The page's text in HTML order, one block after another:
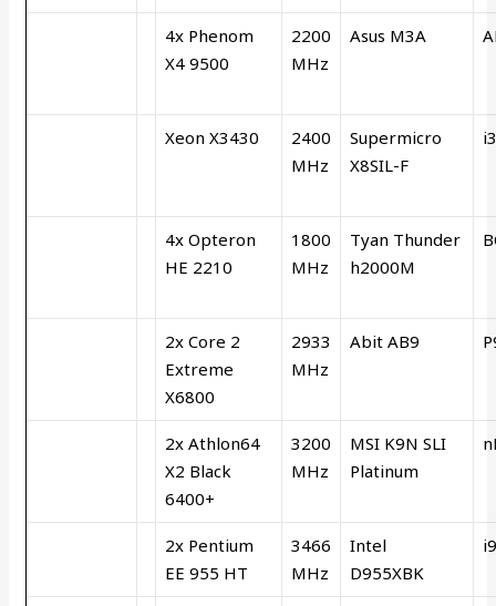
4x Phenom
X4 9500
2200
MHz
Asus M3A
Xeon X3430
2400
MHz
Supermicro
X8SIL-F
4x Opteron
HE 2210
1800
MHz
Tyan Thunder
h2000M
2x Core 2
Extreme
X6800
2933
MHz
Abit AB9
2x Athlon64
X2 Black
6400+
3200
MHz
MSI K9N SLI
Platinum
2x Pentium
EE 955 HT
3466
MHz
Intel
D955XBK